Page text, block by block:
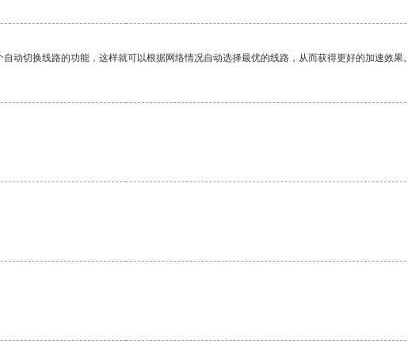
动切换线路的功能，这样就可以根据网络情况自动选择最优的线路，从而获得更好的加速效果。